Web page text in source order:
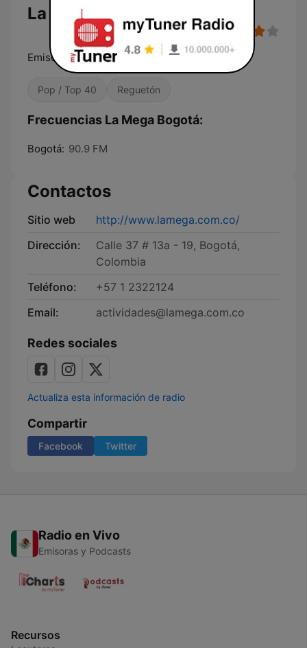
La Mega Bogotá
Emisora Juvenil Número 1 de Colombia
Pop / Top 40 Reguetón
Frecuencias La Mega Bogotá:
Bogotá: 90.9 FM
Contactos
Sitio web
http://www.lamega.com.co/
Dirección:
Calle 37 # 13a - 19, Bogotá,
Colombia
Teléfono:
+57 1 2322124
Email:
actividades@lamega.com.co
Redes sociales
Actualiza esta información de radio
Compartir
Facebook Twitter
Radio en Vivo
Emisoras y Podcasts
Recursos